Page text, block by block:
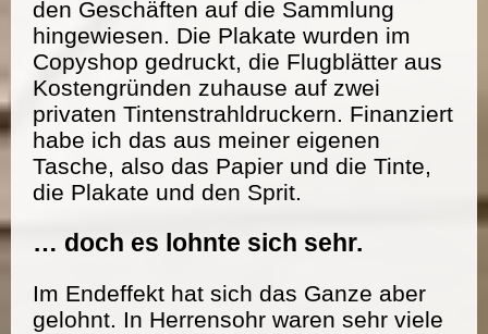
den Geschäften auf die Sammlung
hingewiesen. Die Plakate wurden im
Copyshop gedruckt, die Flugblätter aus
Kostengründen zuhause auf zwei
privaten Tintenstrahldruckern. Finanziert
habe ich das aus meiner eigenen
Tasche, also das Papier und die Tinte,
die Plakate und den Sprit.
… doch es lohnte sich sehr.
Im Endeffekt hat sich das Ganze aber
gelohnt. In Herrensohr waren sehr viele